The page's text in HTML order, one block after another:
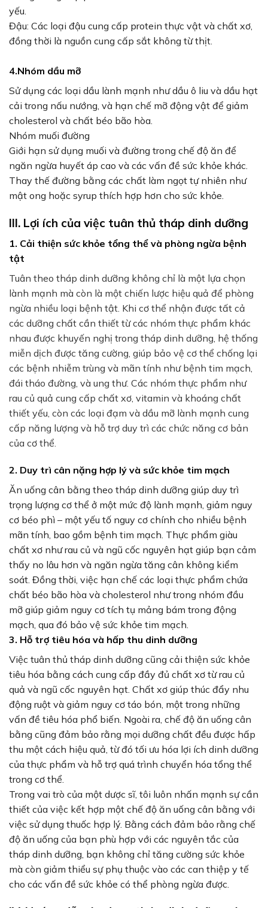
yếu.
Đậu: Các loại đậu cung cấp protein thực vật và chất xơ,
đồng thời là nguồn cung cấp sắt không từ thịt.
4.Nhóm dầu mỡ
Sử dụng các loại dầu lành mạnh như dầu ô liu và dầu hạt
cải trong nấu nướng, và hạn chế mỡ động vật để giảm
cholesterol và chất béo bão hòa.
Nhóm muối đường
Giới hạn sử dụng muối và đường trong chế độ ăn để
ngăn ngừa huyết áp cao và các vấn đề sức khỏe khác.
Thay thế đường bằng các chất làm ngọt tự nhiên như
mật ong hoặc syrup thích hợp hơn cho sức khỏe.
III. Lợi ích của việc tuân thủ tháp dinh dưỡng
1. Cải thiện sức khỏe tổng thể và phòng ngừa bệnh
tật
Tuân theo tháp dinh dưỡng không chỉ là một lựa chọn
lành mạnh mà còn là một chiến lược hiệu quả để phòng
ngừa nhiều loại bệnh tật. Khi cơ thể nhận được tất cả
các dưỡng chất cần thiết từ các nhóm thực phẩm khác
nhau được khuyến nghị trong tháp dinh dưỡng, hệ thống
miễn dịch được tăng cường, giúp bảo vệ cơ thể chống lại
các bệnh nhiễm trùng và mãn tính như bệnh tim mạch,
đái tháo đường, và ung thư. Các nhóm thực phẩm như
rau củ quả cung cấp chất xơ, vitamin và khoáng chất
thiết yếu, còn các loại đạm và dầu mỡ lành mạnh cung
cấp năng lượng và hỗ trợ duy trì các chức năng cơ bản
của cơ thể.
2. Duy trì cân nặng hợp lý và sức khỏe tim mạch
Ăn uống cân bằng theo tháp dinh dưỡng giúp duy trì
trọng lượng cơ thể ở một mức độ lành mạnh, giảm nguy
cơ béo phì – một yếu tố nguy cơ chính cho nhiều bệnh
mãn tính, bao gồm bệnh tim mạch. Thực phẩm giàu
chất xơ như rau củ và ngũ cốc nguyên hạt giúp bạn cảm
thấy no lâu hơn và ngăn ngừa tăng cân không kiểm
soát. Đồng thời, việc hạn chế các loại thực phẩm chứa
chất béo bão hòa và cholesterol như trong nhóm đầu
mỡ giúp giảm nguy cơ tích tụ mảng bám trong động
mạch, qua đó bảo vệ sức khỏe tim mạch.
3. Hỗ trợ tiêu hóa và hấp thu dinh dưỡng
Việc tuân thủ tháp dinh dưỡng cũng cải thiện sức khỏe
tiêu hóa bằng cách cung cấp đầy đủ chất xơ từ rau củ
quả và ngũ cốc nguyên hạt. Chất xơ giúp thúc đẩy nhu
động ruột và giảm nguy cơ táo bón, một trong những
vấn đề tiêu hóa phổ biến. Ngoài ra, chế độ ăn uống cân
bằng cũng đảm bảo rằng mọi dưỡng chất đều được hấp
thu một cách hiệu quả, từ đó tối ưu hóa lợi ích dinh dưỡng
của thực phẩm và hỗ trợ quá trình chuyển hóa tổng thể
trong cơ thể.
Trong vai trò của một dược sĩ, tôi luôn nhấn mạnh sự cần
thiết của việc kết hợp một chế độ ăn uống cân bằng với
việc sử dụng thuốc hợp lý. Bằng cách đảm bảo rằng chế
độ ăn uống của bạn phù hợp với các nguyên tắc của
tháp dinh dưỡng, bạn không chỉ tăng cường sức khỏe
mà còn giảm thiểu sự phụ thuộc vào các can thiệp y tế
cho các vấn đề sức khỏe có thể phòng ngừa được.